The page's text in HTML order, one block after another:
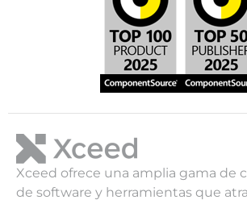
Xceed ofrece una amplia gama de
de software y herramientas que